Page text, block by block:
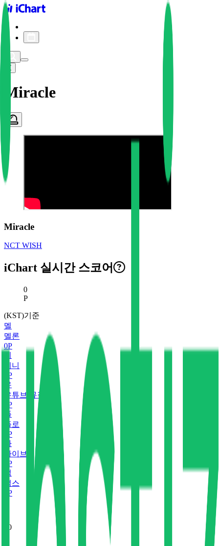
iChart logo
Miracle
Miracle
NCT WISH
iChart 실시간 스코어
현재 스코어
0
P
(KST)기준
멜
멜론
0P
지니
P
유
유튜브 뮤직
P
플
플로
P
바
바이브
P
벅
벅스
P
0